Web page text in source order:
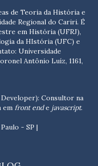
de Teoria da História e
Regional do Cariri. É
em História (UFRJ),
da HIstória (UFC) e
Universidade
Antônio Luíz, 1161,
Developer): Consultor na
em front ende javascript.
- SP |